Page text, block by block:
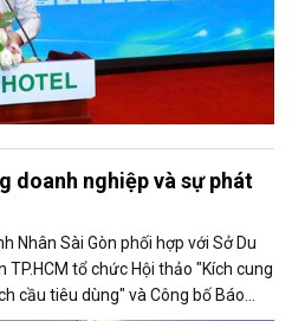
doanh nghiệp và sự phát
Nhân Sài Gòn phối hợp với Sở Du
TP.HCM tổ chức Hội thảo "Kích cung
cầu tiêu dùng" và Công bố Báo